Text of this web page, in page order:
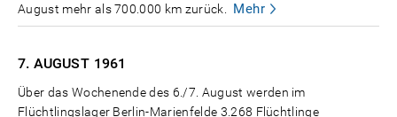
August mehr als 700.000 km zurück.
Mehr
7. AUGUST 1961
Über das Wochenende des 6./7. August werden im
Flüchtlingslager Berlin-Marienfelde 3.268 Flüchtlinge